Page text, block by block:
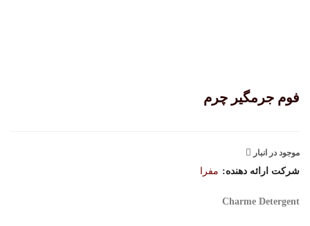
فوم جرمگیر چرم
موجود در انبار
شرکت ارائه دهنده: مفرا
Charme Detergent